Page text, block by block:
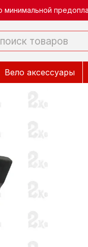
минимальной
Вело аксессуары